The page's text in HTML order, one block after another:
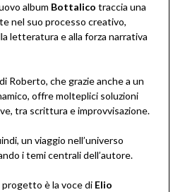
album Bottalico traccia una
nel suo processo creativo,
letteratura e alla forza narrativa
Roberto, che grazie anche a un
offre molteplici soluzioni
tra scrittura e improvvisazione.
un viaggio nell’universo
i temi centrali dell’autore.
è la voce di Elio